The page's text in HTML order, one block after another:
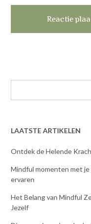
LAATSTE ARTIKELEN
Ontdek de Helende
Mindful momenten met
ervaren
Het Belang van Mindful
Jezelf